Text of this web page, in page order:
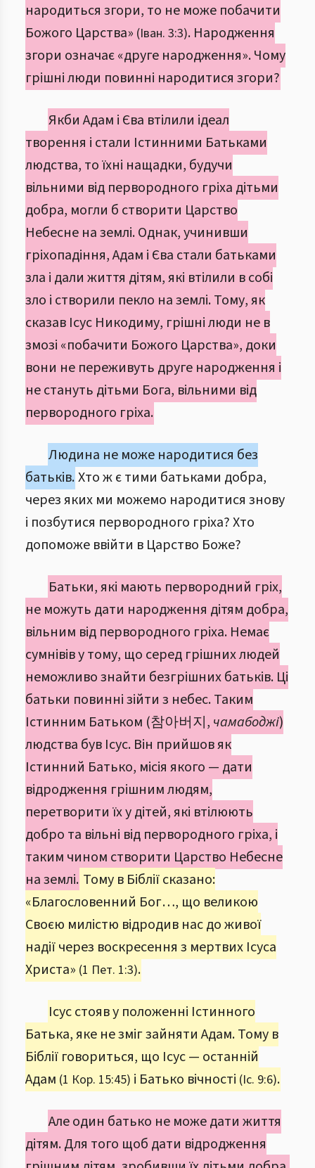
народиться згори, то не може побачити
Божого Царства» (Іван. 3:3). Народження
згори означає «друге народження». Чому
грішні люди повинні народитися згори?
Якби Адам і Єва втілили ідеал
творення і стали Істинними Батьками
людства, то їхні нащадки, будучи
вільними від первородного гріха дітьми
добра, могли б створити Царство
Небесне на землі. Однак, учинивши
гріхопадіння, Адам і Єва стали батьками
зла і дали життя дітям, які втілили в собі
зло і створили пекло на землі. Тому, як
сказав Ісус Никодиму, грішні люди не в
змозі «побачити Божого Царства», доки
вони не переживуть друге народження і
не стануть дітьми Бога, вільними від
первородного гріха.
Людина не може народитися без
батьків.Хто ж є тими батьками добра,
через яких ми можемо народитися знову
і позбутися первородного гріха? Хто
допоможе ввійти в Царство Боже?
Батьки, які мають первородний гріх,
не можуть дати народження дітям добра,
вільним від первородного гріха. Немає
сумнівів у тому, що серед грішних людей
неможливо знайти безгрішних батьків. Ці
батьки повинні зійти з небес. Таким
Істинним Батьком (참아버지, чамабоджі)
людства був Ісус. Він прийшов як
Істинний Батько, місія якого — дати
відродження грішним людям,
перетворити їх у дітей, які втілюють
добро та вільні від первородного гріха, і
таким чином створити Царство Небесне
на землі. Тому в Біблії сказано:
«Благословенний Бог…, що великою
Своєю милістю відродив нас до живої
надії через воскресення з мертвих Ісуса
Христа» (1 Пет. 1:3).
Ісус стояв у положенні Істинного
Батька, яке не зміг зайняти Адам. Тому в
Біблії говориться, що Ісус — останній
Адам (1 Кор. 15:45) і Батько вічності (Іс. 9:6).
Але один батько не може дати життя
дітям. Для того щоб дати відродження